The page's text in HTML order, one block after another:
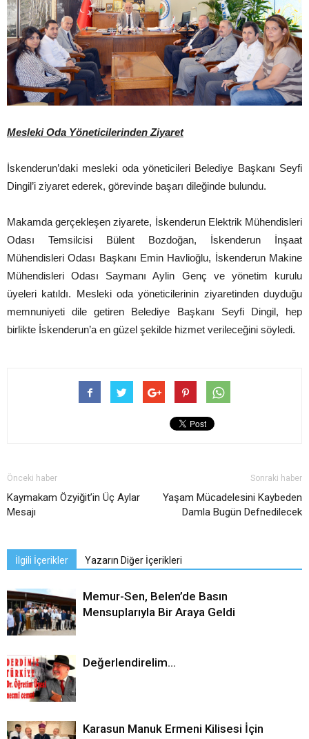
Mesleki Oda Yöneticilerinden Ziyaret
İskenderun’daki mesleki oda yöneticileri Belediye Başkanı Seyfi
Dingil’i ziyaret ederek, görevinde başarı dileğinde bulundu.
Makamda gerçekleşen ziyarete, İskenderun Elektrik Mühendisleri
Odası Temsilcisi Bülent Bozdoğan, İskenderun İnşaat
Mühendisleri Odası Başkanı Emin Havlioğlu, İskenderun Makine
Mühendisleri Odası Saymanı Aylin Genç ve yönetim kurulu
üyeleri katıldı. Mesleki oda yöneticilerinin ziyaretinden duyduğu
memnuniyeti dile getiren Belediye Başkanı Seyfi Dingil, hep
birlikte İskenderun’a en güzel şekilde hizmet verileceğini söyledi.
Önceki haber
Kaymakam Özyiğit’in Üç Aylar
Mesajı
Sonraki haber
Yaşam Mücadelesini Kaybeden
Damla Bugün Defnedilecek
İlgili İçerikler Yazarın Diğer İçerikleri
Memur-Sen, Belen’de Basın
Mensuplarıyla Bir Araya Geldi
Değerlendirelim…
Karasun Manuk Ermeni Kilisesi İçin